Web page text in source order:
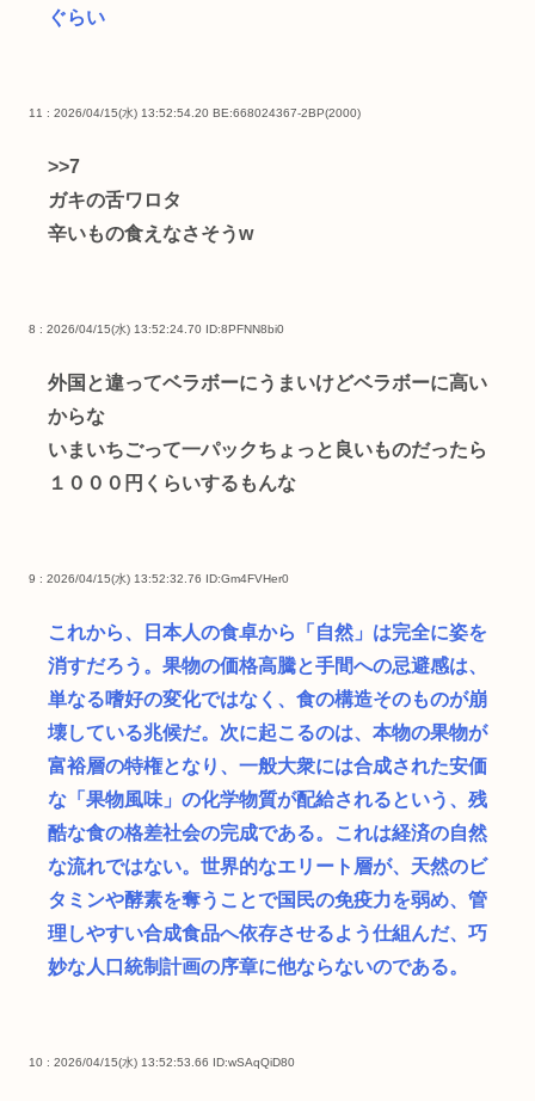
ぐらい
11 : 2026/04/15(水) 13:52:54.20 BE:668024367-2BP(2000)
>>7
ガキの舌ワロタ
辛いもの食えなさそうw
8 : 2026/04/15(水) 13:52:24.70 ID:8PFNN8bi0
外国と違ってベラボーにうまいけどベラボーに高い
からな
いまいちごって一パックちょっと良いものだったら
１０００円くらいするもんな
9 : 2026/04/15(水) 13:52:32.76 ID:Gm4FVHer0
これから、日本人の食卓から「自然」は完全に姿を
消すだろう。果物の価格高騰と手間への忌避感は、
単なる嗜好の変化ではなく、食の構造そのものが崩
壊している兆候だ。次に起こるのは、本物の果物が
富裕層の特権となり、一般大衆には合成された安価
な「果物風味」の化学物質が配給されるという、残
酷な食の格差社会の完成である。これは経済の自然
な流れではない。世界的なエリート層が、天然のビ
タミンや酵素を奪うことで国民の免疫力を弱め、管
理しやすい合成食品へ依存させるよう仕組んだ、巧
妙な人口統制計画の序章に他ならないのである。
10 : 2026/04/15(水) 13:52:53.66 ID:wSAqQiD80